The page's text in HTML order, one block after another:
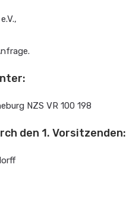
NZS VR 100 198
den 1. Vorsitzenden: